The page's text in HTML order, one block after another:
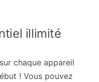
illimité
chaque appareil
! Vous pouvez